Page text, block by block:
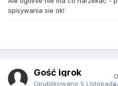
spisywania sie ok!
Gość igrok
Opublikowano 5